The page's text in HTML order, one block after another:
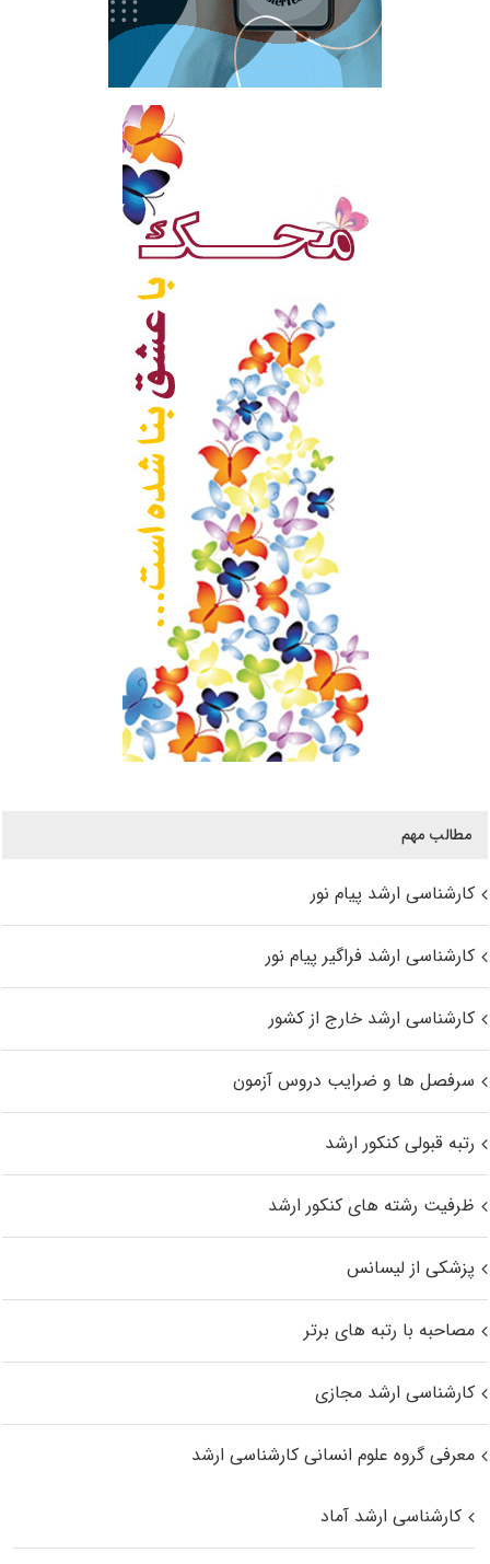
مطالب مهم
کارشناسی ارشد پیام نور
کارشناسی ارشد فراگیر پیام نور
کارشناسی ارشد خارج از کشور
سرفصل ها و ضرایب دروس آزمون
رتبه قبولی کنکور ارشد
ظرفیت رشته های کنکور ارشد
پزشکی از لیسانس
مصاحبه با رتبه های برتر
کارشناسی ارشد مجازی
معرفی گروه علوم انسانی کارشناسی ارشد
کارشناسی ارشد آماد